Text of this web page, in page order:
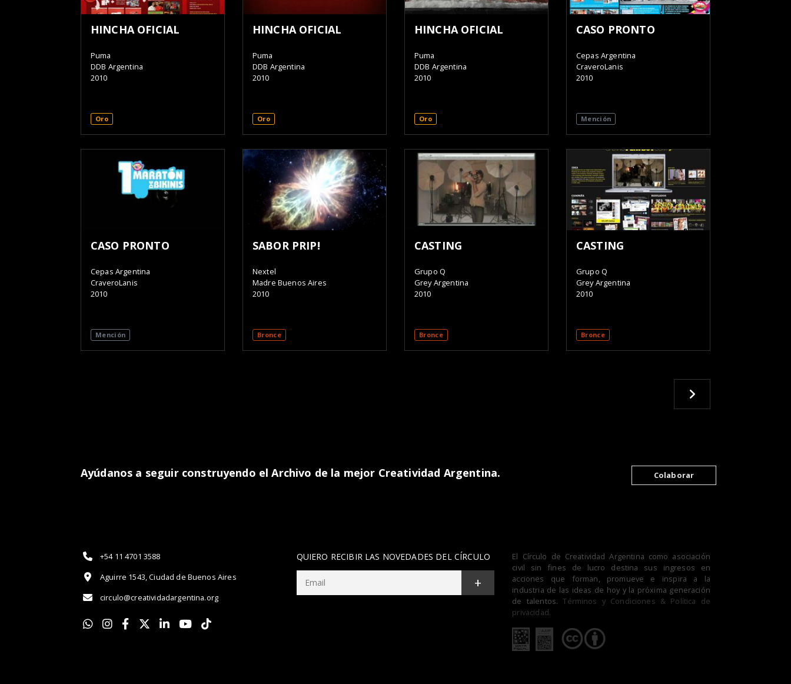
HINCHA OFICIAL
Puma
DDB Argentina
2010
Oro
HINCHA OFICIAL
Puma
DDB Argentina
2010
Oro
HINCHA OFICIAL
Puma
DDB Argentina
2010
Oro
CASO PRONTO
Cepas Argentina
CraveroLanis
2010
Mención
CASO PRONTO
Cepas Argentina
CraveroLanis
2010
Mención
SABOR PRIP!
Nextel
Madre Buenos Aires
2010
Bronce
CASTING
Grupo Q
Grey Argentina
2010
Bronce
CASTING
Grupo Q
Grey Argentina
2010
Bronce
Ayúdanos a seguir construyendo el Archivo de la mejor Creatividad Argentina. Colaborar
+54 11 4701 3588
Aguirre 1543, Ciudad de Buenos Aires
circulo@creatividadargentina.org
QUIERO RECIBIR LAS NOVEDADES DEL CÍRCULO
+
El Círculo de Creatividad Argentina como asociación
civil sin fines de lucro destina sus ingresos en
acciones que forman, promueve e inspira a la
industria de las ideas de hoy y la próxima generación
de talentos.Términos y Condiciones & Política de
privacidad.